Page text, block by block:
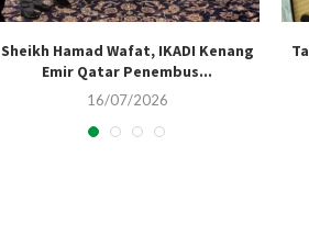
Sheikh Hamad Wafat, IKADI Kenang
Emir Qatar Penembus...
16/07/2026